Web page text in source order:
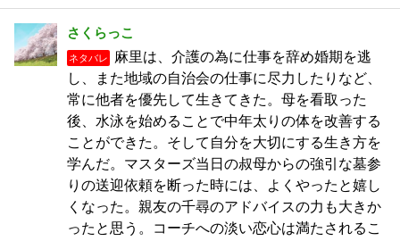
さくらっこ
ネタバレ
麻里は、介護の為に仕事を辞め婚期を逃
し、また地域の自治会の仕事に尽力したりなど、
常に他者を優先して生きてきた。母を看取った
後、水泳を始めることで中年太りの体を改善する
ことができた。そして自分を大切にする生き方を
学んだ。マスターズ当日の叔母からの強引な墓参
りの送迎依頼を断った時には、よくやったと嬉し
くなった。親友の千尋のアドバイスの力も大きか
ったと思う。コーチへの淡い恋心は満たされるこ